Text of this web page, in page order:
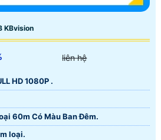
KBvision
liên hệ
HD 1080P .
60m Có Màu Ban Ðêm.
loại.